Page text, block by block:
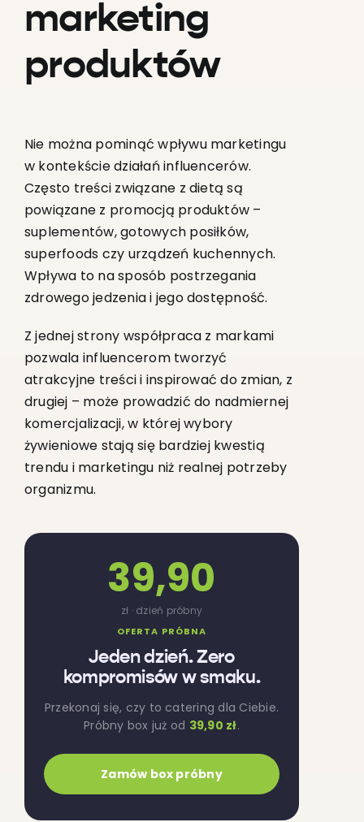
marketing
produktów
Nie można pominąć wpływu marketingu
w kontekście działań influencerów.
Często treści związane z dietą są
powiązane z promocją produktów –
suplementów, gotowych posiłków,
superfoods czy urządzeń kuchennych.
Wpływa to na sposób postrzegania
zdrowego jedzenia i jego dostępność.
Z jednej strony współpraca z markami
pozwala influencerom tworzyć
atrakcyjne treści i inspirować do zmian, z
drugiej – może prowadzić do nadmiernej
komercjalizacji, w której wybory
żywieniowe stają się bardziej kwestią
trendu i marketingu niż realnej potrzeby
organizmu.
OFERTA PRÓBNA
Jeden dzień. Zero
kompromisów w smaku.
Przekonaj się, czy to catering dla Ciebie.
Próbny box już od 39,90 zł.
Zamów box próbny
39,90
zł · dzień próbny